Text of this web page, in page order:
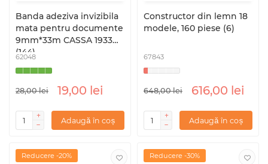
Banda adeziva invizibila
mata pentru documente
9mm*33m CASSA 1933
(144)
62048
28,00 lei 19,00 lei
Adaugă în coș
Сonstructor din lemn 18
modele, 160 piese (6)
67843
648,00 lei 616,00 lei
Adaugă în coș
Reducere -20% Reducere -30%